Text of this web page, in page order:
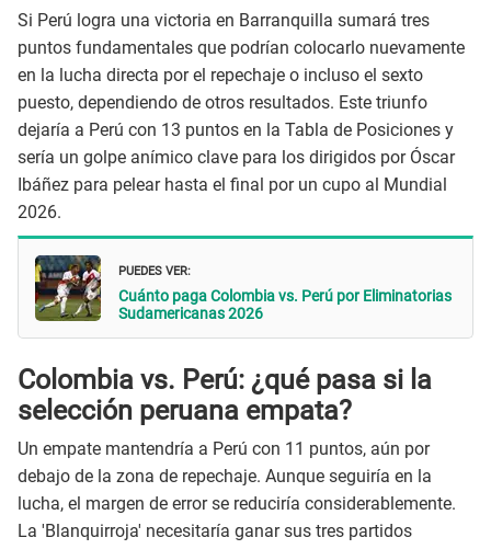
Si Perú logra una victoria en Barranquilla sumará tres
puntos fundamentales que podrían colocarlo nuevamente
en la lucha directa por el repechaje o incluso el sexto
puesto, dependiendo de otros resultados. Este triunfo
dejaría a Perú con 13 puntos en la Tabla de Posiciones y
sería un golpe anímico clave para los dirigidos por Óscar
Ibáñez para pelear hasta el final por un cupo al Mundial
2026.
PUEDES VER:
Cuánto paga Colombia vs. Perú por Eliminatorias
Sudamericanas 2026
Colombia vs. Perú: ¿qué pasa si la
selección peruana empata?
Un empate mantendría a Perú con 11 puntos, aún por
debajo de la zona de repechaje. Aunque seguiría en la
lucha, el margen de error se reduciría considerablemente.
La 'Blanquirroja' necesitaría ganar sus tres partidos